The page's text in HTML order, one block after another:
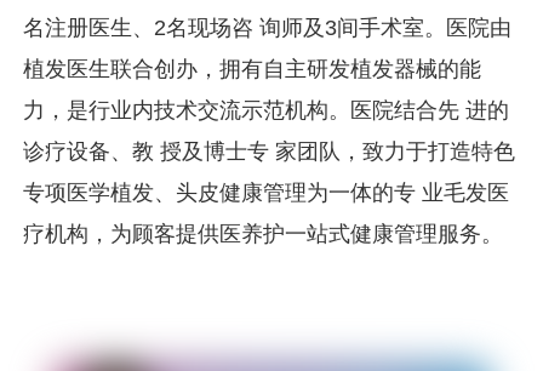
名注册医生、2名现场咨 询师及3间手术室。医院由
植发医生联合创办，拥有自主研发植发器械的能
力，是行业内技术交流示范机构。医院结合先 进的
诊疗设备、教 授及博士专 家团队，致力于打造特色
专项医学植发、头皮健康管理为一体的专 业毛发医
疗机构，为顾客提供医养护一站式健康管理服务。